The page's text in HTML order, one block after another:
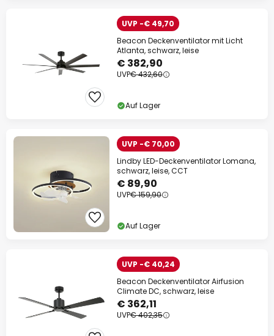
UVP -€ 49,70
Beacon Deckenventilator mit Licht
Atlanta, schwarz, leise
€ 382,90
UVP€ 432,60
Auf Lager
UVP -€ 70,00
Lindby LED-Deckenventilator Lomana,
schwarz, leise, CCT
€ 89,90
UVP€ 159,90
Auf Lager
UVP -€ 40,24
Beacon Deckenventilator Airfusion
Climate DC, schwarz, leise
€ 362,11
UVP€ 402,35